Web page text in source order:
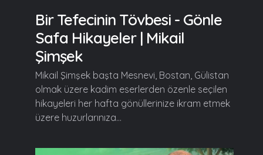
Bir Tefecinin Tövbesi - Gönle
Safa Hikayeler | Mikail
Şimşek
Mikail Şimşek başta Mesnevi, Bostan, Gülistan
olmak üzere kadim eserlerden özenle seçilen
hikayeleri her hafta gönüllerinize ikram etmek
üzere huzurlarınıza...